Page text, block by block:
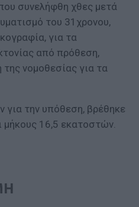
συνελήφθη χθες μετά
του 31χρονου,
για τα
από πρόθεση,
νομοθεσίας για τα
για την υπόθεση, βρέθηκε
μήκους 16,5 εκατοστών.